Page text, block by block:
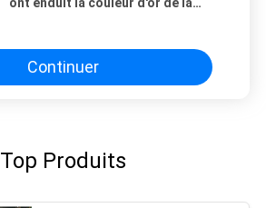
Continuer
Top Produits